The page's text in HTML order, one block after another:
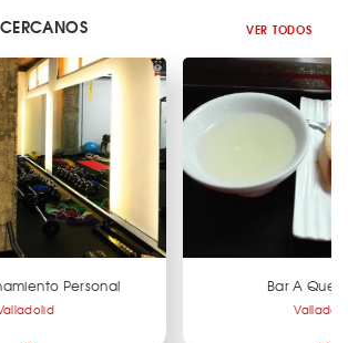
VER TODOS
Personal Bar A